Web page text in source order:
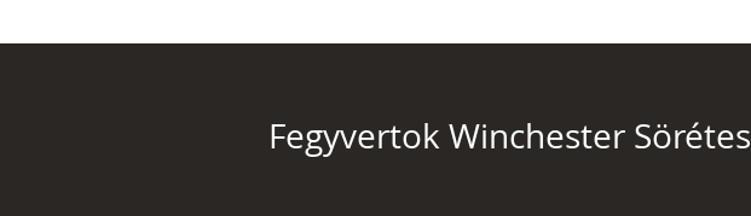
Fegyvertok Winchester Sörétes